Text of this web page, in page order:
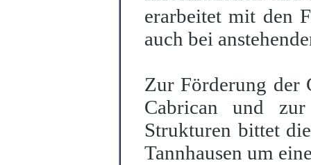
erarbeitet mit den
auch bei
Zur Förderung der
Cabrican und zur
Strukturen bittet
Tannhausen um